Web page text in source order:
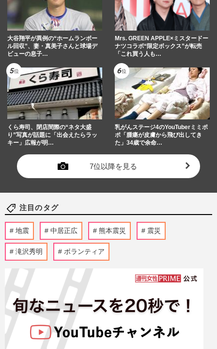
大谷翔平が異例の“ホームランボー
ル回収”、妻・真美子さんと球場デ
ビューの息子…
Mrs. GREEN APPLE×ミスタードー
ナツコラボ“限定ボックス”が転売
「これ買う人も…
くら寿司、閉店間際の“ネタ大盛
り”写真が話題に「出会えたらラッ
キー」広報が明…
乳がんステージ4のYouTuberミミポ
ポ「腫瘍が皮膚から飛び出してき
た」34歳で余命…
7位以降を見る
注目のタグ
地震 中居正広 熊本震災 震災
滝沢秀明 ボランティア